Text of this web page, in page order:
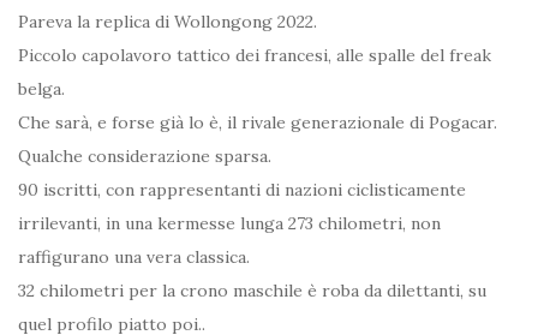
Pareva la replica di Wollongong 2022.
Piccolo capolavoro tattico dei francesi, alle spalle del freak
belga.
Che sarà, e forse già lo è, il rivale generazionale di Pogacar.
Qualche considerazione sparsa.
90 iscritti, con rappresentanti di nazioni ciclisticamente
irrilevanti, in una kermesse lunga 273 chilometri, non
raffigurano una vera classica.
32 chilometri per la crono maschile è roba da dilettanti, su
quel profilo piatto poi..